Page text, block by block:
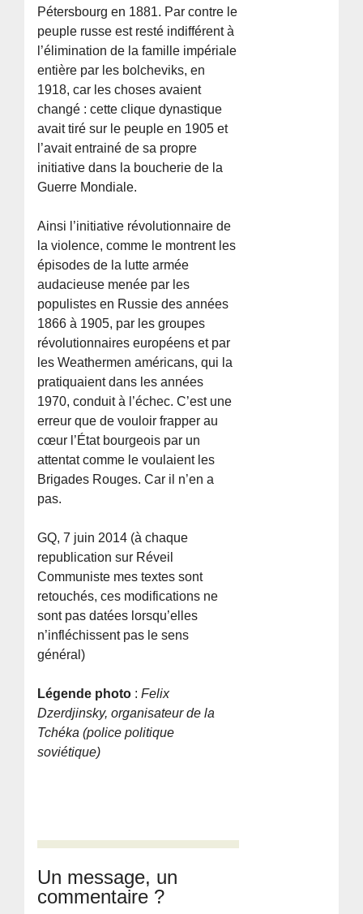
Pétersbourg en 1881. Par contre le
peuple russe est resté indifférent à
l’élimination de la famille impériale
entière par les bolcheviks, en
1918, car les choses avaient
changé : cette clique dynastique
avait tiré sur le peuple en 1905 et
l’avait entrainé de sa propre
initiative dans la boucherie de la
Guerre Mondiale.
Ainsi l’initiative révolutionnaire de
la violence, comme le montrent les
épisodes de la lutte armée
audacieuse menée par les
populistes en Russie des années
1866 à 1905, par les groupes
révolutionnaires européens et par
les Weathermen américans, qui la
pratiquaient dans les années
1970, conduit à l’échec. C’est une
erreur que de vouloir frapper au
cœur l’État bourgeois par un
attentat comme le voulaient les
Brigades Rouges. Car il n’en a
pas.
GQ, 7 juin 2014 (à chaque
republication sur Réveil
Communiste mes textes sont
retouchés, ces modifications ne
sont pas datées lorsqu’elles
n’infléchissent pas le sens
général)
Légende photo :Felix
Dzerdjinsky, organisateur de la
Tchéka (police politique
soviétique)
Un message, un
commentaire ?